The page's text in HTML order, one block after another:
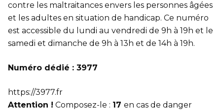
contre les maltraitances envers les personnes âgées
et les adultes en situation de handicap. Ce numéro
est accessible du lundi au vendredi de 9h à 19h et le
samedi et dimanche de 9h à 13h et de 14h à 19h.
Numéro dédié : 3977
https://3977.fr
Attention ! Composez-le : 17 en cas de danger